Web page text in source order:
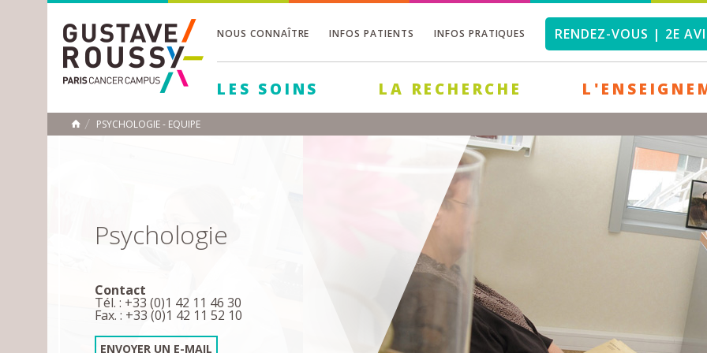
NOUS CONNAÎTRE INFOS PATIENTS INFOS PRATIQUES RENDEZ-VOUS | 2E
LES SOINS LA RECHERCHE
ACCUEIL
PSYCHOLOGIE - EQUIPE
Psychologie
Contact
Tél. : +33 (0)1 42 11 46 30
Fax. : +33 (0)1 42 11 52 10
ENVOYER UN E-MAIL